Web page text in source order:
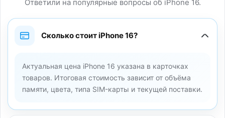
Ответили на популярные вопросы об iPhone 16.
Сколько стоит iPhone 16?
Актуальная цена iPhone 16 указана в карточках
товаров. Итоговая стоимость зависит от объёма
памяти, цвета, типа SIM-карты и текущей поставки.